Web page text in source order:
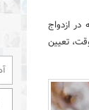
ازدواج
تعیین